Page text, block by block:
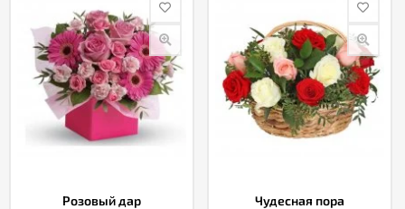
Розовый дар Чудесная пора